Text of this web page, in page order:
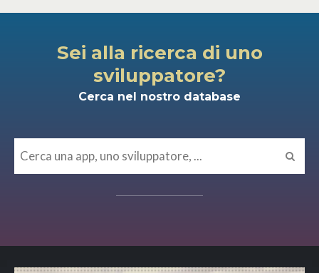
Sei alla ricerca di uno
sviluppatore?
Cerca nel nostro database